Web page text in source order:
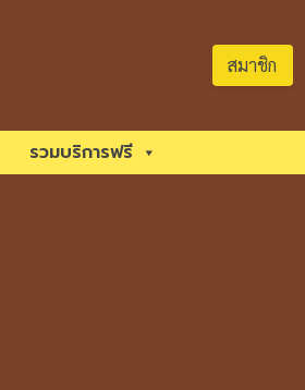
สมาชิก
รวมบริการฟรี